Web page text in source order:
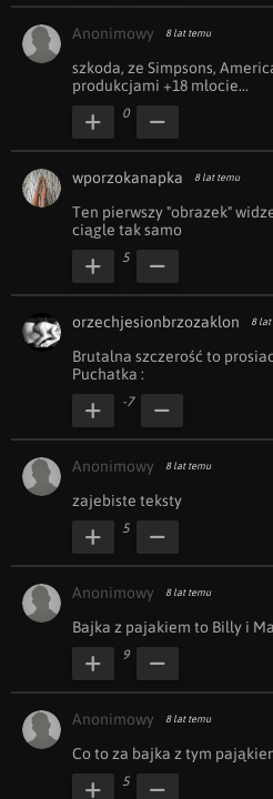
Anonimowy 8 lat temu
szkoda, ze Simpsons,
produkcjami +18 młocie...
0
wporzokanapka 8 lat temu
Ten pierwszy "obrazek"
ciągle tak samo
5
orzechjesionbrzozaklon 8 lat
Brutalna szczerość to
Puchatka :
-7
Anonimowy 8 lat temu
zajebiste teksty
5
Anonimowy 8 lat temu
Bajka z pajakiem to Billy i
9
Anonimowy 8 lat temu
Co to za bajka z tym
5